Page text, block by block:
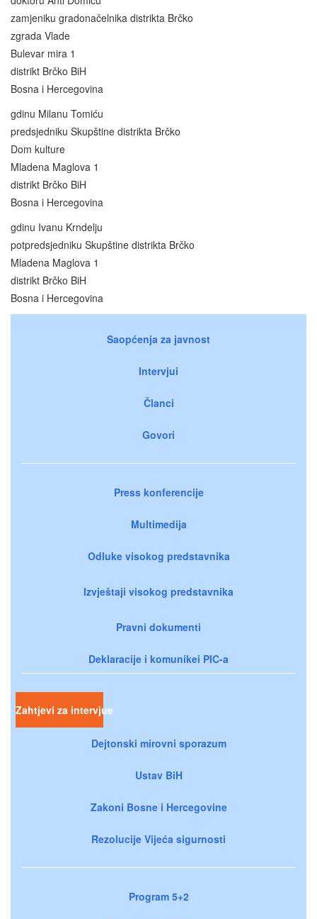
zamjeniku gradonačelnika distrikta Brčko
zgrada Vlade
Bulevar mira 1
distrikt Brčko BiH
Bosna i Hercegovina
gdinu Milanu Tomiću
predsjedniku Skupštine distrikta Brčko
Dom kulture
Mladena Maglova 1
distrikt Brčko BiH
Bosna i Hercegovina
gdinu Ivanu Krndelju
potpredsjedniku Skupštine distrikta Brčko
Mladena Maglova 1
distrikt Brčko BiH
Bosna i Hercegovina
Saopćenja za javnost
Intervjui
Članci
Govori
Press konferencije
Multimedija
Odluke visokog predstavnika
Izvještaji visokog predstavnika
Pravni dokumenti
Deklaracije i komunikei PIC-a
Zahtjevi za intervjue
Dejtonski mirovni sporazum
Ustav BiH
Zakoni Bosne i Hercegovine
Rezolucije Vijeća sigurnosti
Program 5+2